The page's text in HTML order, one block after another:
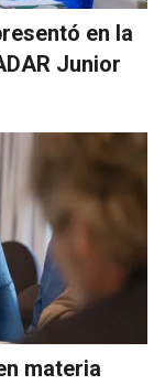
en la
Junior
materia